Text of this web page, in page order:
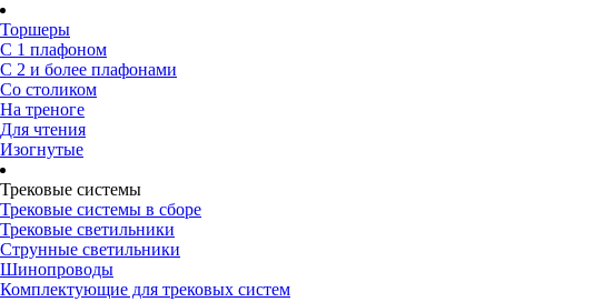
Торшеры
С 1 плафоном
С 2 и более плафонами
Со столиком
На треноге
Для чтения
Изогнутые
Трековые системы
Трековые системы в сборе
Трековые светильники
Струнные светильники
Шинопроводы
Комплектующие для трековых систем